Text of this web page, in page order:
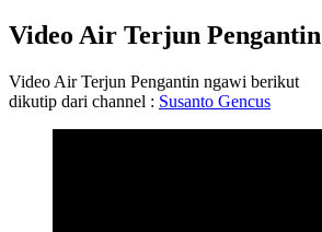
Video Air Terjun Pengantin
Video Air Terjun Pengantin ngawi berikut
dikutip dari channel : Susanto Gencus